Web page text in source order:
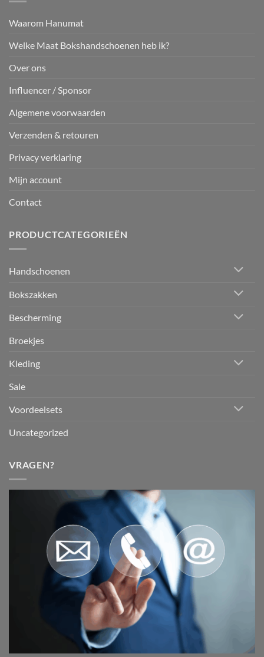
Waarom Hanumat
Welke Maat Bokshandschoenen heb ik?
Over ons
Influencer / Sponsor
Algemene voorwaarden
Verzenden & retouren
Privacy verklaring
Mijn account
Contact
PRODUCTCATEGORIEËN
Handschoenen
Bokszakken
Bescherming
Broekjes
Kleding
Sale
Voordeelsets
Uncategorized
VRAGEN?